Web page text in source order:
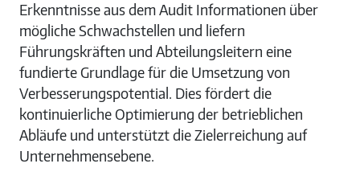
Erkenntnisse aus dem Audit Informationen über
mögliche Schwachstellen und liefern
Führungskräften und Abteilungsleitern eine
fundierte Grundlage für die Umsetzung von
Verbesserungspotential. Dies fördert die
kontinuierliche Optimierung der betrieblichen
Abläufe und unterstützt die Zielerreichung auf
Unternehmensebene.